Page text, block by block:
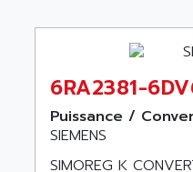
RAC
PUSH BUTTON
VT170
MENTOR II
EEA
ALRITMA M
ALSPA
ALSTEF
ALSTHOM
ALSTHOM
6RA2381-
Puissance /
SIEMENS
SIMOREG K